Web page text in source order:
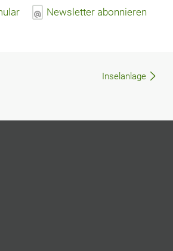
Newsletter abonnieren
Inselanlage